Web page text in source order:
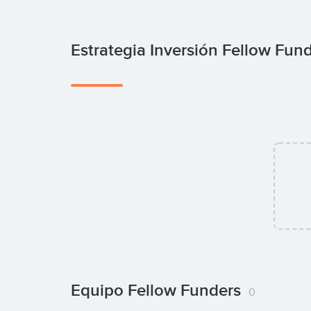
Estrategia Inversión Fellow
Equipo Fellow Funders 0